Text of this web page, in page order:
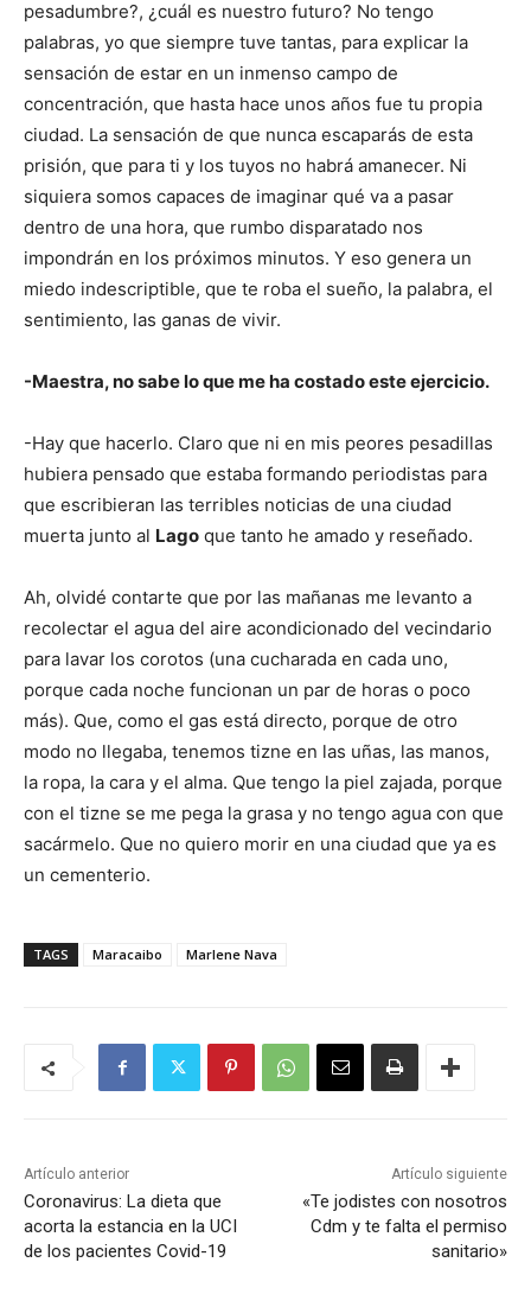
pesadumbre?, ¿cuál es nuestro futuro? No tengo
palabras, yo que siempre tuve tantas, para explicar la
sensación de estar en un inmenso campo de
concentración, que hasta hace unos años fue tu propia
ciudad. La sensación de que nunca escaparás de esta
prisión, que para ti y los tuyos no habrá amanecer. Ni
siquiera somos capaces de imaginar qué va a pasar
dentro de una hora, que rumbo disparatado nos
impondrán en los próximos minutos. Y eso genera un
miedo indescriptible, que te roba el sueño, la palabra, el
sentimiento, las ganas de vivir.
-Maestra, no sabe lo que me ha costado este ejercicio.
-Hay que hacerlo. Claro que ni en mis peores pesadillas
hubiera pensado que estaba formando periodistas para
que escribieran las terribles noticias de una ciudad
muerta junto al Lago que tanto he amado y reseñado.
Ah, olvidé contarte que por las mañanas me levanto a
recolectar el agua del aire acondicionado del vecindario
para lavar los corotos (una cucharada en cada uno,
porque cada noche funcionan un par de horas o poco
más). Que, como el gas está directo, porque de otro
modo no llegaba, tenemos tizne en las uñas, las manos,
la ropa, la cara y el alma. Que tengo la piel zajada, porque
con el tizne se me pega la grasa y no tengo agua con que
sacármelo. Que no quiero morir en una ciudad que ya es
un cementerio.
TAGS Maracaibo Marlene Nava
Artículo anterior
Coronavirus: La dieta que
acorta la estancia en la UCI
de los pacientes Covid-19
Artículo siguiente
«Te jodistes con nosotros
Cdm y te falta el permiso
sanitario»